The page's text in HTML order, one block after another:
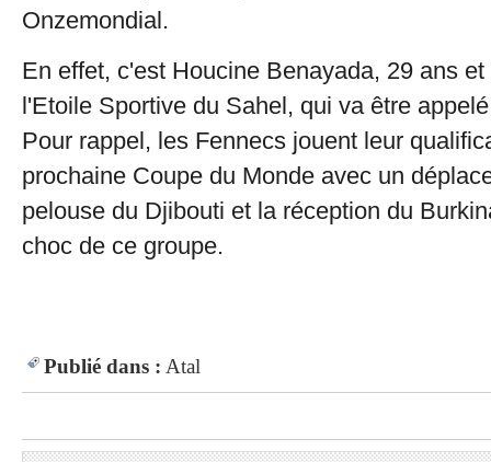
Onzemondial.
En effet, c'est Houcine Benayada, 29 ans
l'Etoile Sportive du Sahel, qui va être
Pour rappel, les Fennecs jouent leur
prochaine Coupe du Monde avec un
pelouse du Djibouti et la réception du
choc de ce groupe.
Publié dans : Atal